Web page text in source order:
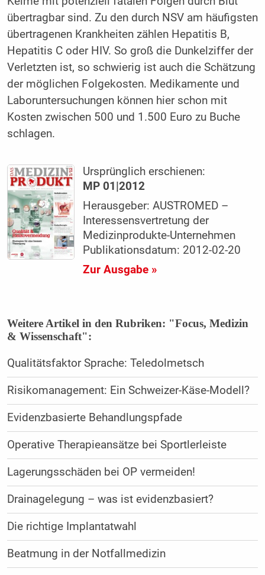
übertragbar sind. Zu den durch NSV am häufigsten
übertragenen Krankheiten zählen Hepatitis B,
Hepatitis C oder HIV. So groß die Dunkelziffer der
Verletzten ist, so schwierig ist auch die Schätzung
der möglichen Folgekosten. Medikamente und
Laboruntersuchungen können hier schon mit
Kosten zwischen 500 und 1.500 Euro zu Buche
schlagen.
Ursprünglich erschienen:
MP 01|2012
Herausgeber: AUSTROMED –
Interessensvertretung der
Medizinprodukte-Unternehmen
Publikationsdatum: 2012-02-20
Zur Ausgabe »
Weitere Artikel in den Rubriken: "Focus, Medizin
& Wissenschaft":
Qualitätsfaktor Sprache: Teledolmetsch
Risikomanagement: Ein Schweizer-Käse-Modell?
Evidenzbasierte Behandlungspfade
Operative Therapieansätze bei Sportlerleiste
Lagerungsschäden bei OP vermeiden!
Drainagelegung – was ist evidenzbasiert?
Die richtige Implantatwahl
Beatmung in der Notfallmedizin